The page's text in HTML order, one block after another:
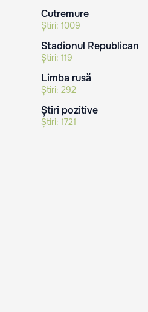
Cutremure
Știri: 1009
Stadionul Republican
Știri: 119
Limba rusă
Știri: 292
Știri pozitive
Știri: 1721